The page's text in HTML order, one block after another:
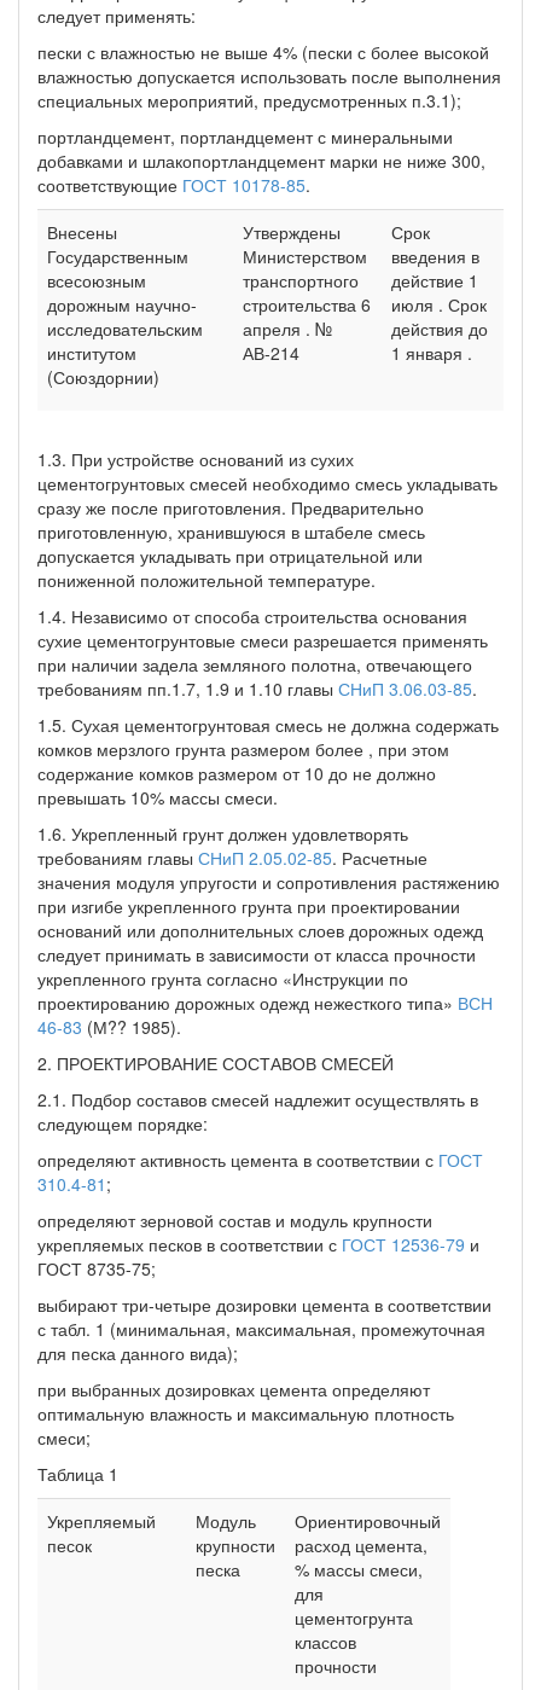
следует применять:
пески с влажностью не выше 4% (пески с более высокой
влажностью допускается использовать после выполнения
специальных мероприятий, предусмотренных п.3.1);
портландцемент, портландцемент с минеральными
добавками и шлакопортландцемент марки не ниже 300,
соответствующие ГОСТ 10178-85.
Внесены
Государственным
всесоюзным
дорожным научно-
исследовательским
институтом
(Союздорнии)
Утверждены
Министерством
транспортного
строительства 6
апреля . №
АВ-214
Срок
введения в
действие 1
июля . Срок
действия до
1 января .
1.3. При устройстве оснований из сухих
цементогрунтовых смесей необходимо смесь укладывать
сразу же после приготовления. Предварительно
приготовленную, хранившуюся в штабеле смесь
допускается укладывать при отрицательной или
пониженной положительной температуре.
1.4. Независимо от способа строительства основания
сухие цементогрунтовые смеси разрешается применять
при наличии задела земляного полотна, отвечающего
требованиям пп.1.7, 1.9 и 1.10 главы СНиП 3.06.03-85.
1.5. Сухая цементогрунтовая смесь не должна содержать
комков мерзлого грунта размером более , при этом
содержание комков размером от 10 до не должно
превышать 10% массы смеси.
1.6. Укрепленный грунт должен удовлетворять
требованиям главы СНиП 2.05.02-85. Расчетные
значения модуля упругости и сопротивления растяжению
при изгибе укрепленного грунта при проектировании
оснований или дополнительных слоев дорожных одежд
следует принимать в зависимости от класса прочности
укрепленного грунта согласно «Инструкции по
проектированию дорожных одежд нежесткого типа» ВСН
46-83 (М?? 1985).
2. ПРОЕКТИРОВАНИЕ СОСТАВОВ СМЕСЕЙ
2.1. Подбор составов смесей надлежит осуществлять в
следующем порядке:
определяют активность цемента в соответствии с ГОСТ
310.4-81 ;
определяют зерновой состав и модуль крупности
укрепляемых песков в соответствии с ГОСТ 12536-79 и
ГОСТ 8735-75;
выбирают три-четыре дозировки цемента в соответствии
с табл. 1 (минимальная, максимальная, промежуточная
для песка данного вида);
при выбранных дозировках цемента определяют
оптимальную влажность и максимальную плотность
смеси;
Таблица 1
Укрепляемый
песок
Модуль
крупности
песка
Ориентировочный
расход цемента,
% массы смеси,
для
цементогрунта
классов
прочности